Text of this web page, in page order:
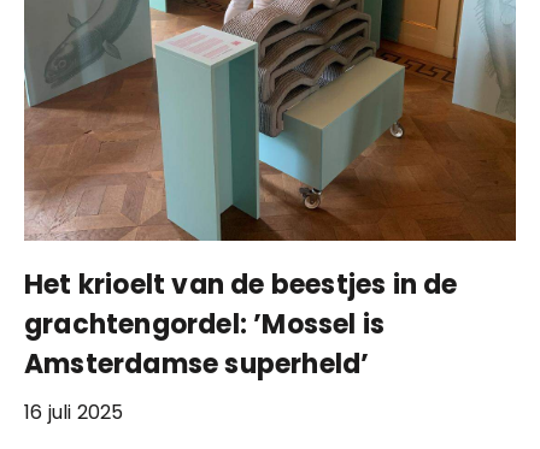
Het krioelt van de beestjes in de
grachtengordel: ’Mossel is
Amsterdamse superheld’
16 juli 2025